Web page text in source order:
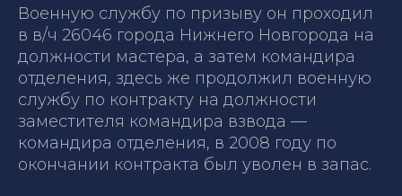
Военную службу по призыву он проходил
в в/ч 26046 города Нижнего Новгорода на
должности мастера, а затем командира
отделения, здесь же продолжил военную
службу по контракту на должности
заместителя командира взвода —
командира отделения, в 2008 году по
окончании контракта был уволен в запас.